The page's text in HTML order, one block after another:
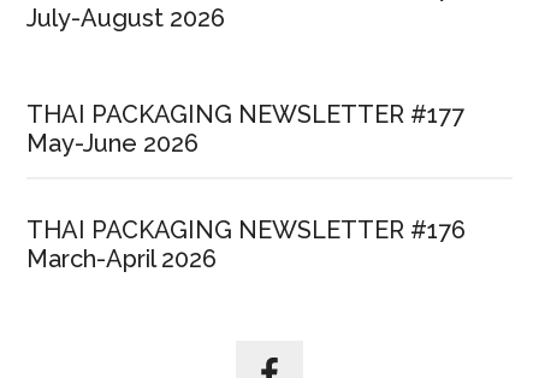
July-August 2026
THAI PACKAGING NEWSLETTER #177
May-June 2026
THAI PACKAGING NEWSLETTER #176
March-April 2026